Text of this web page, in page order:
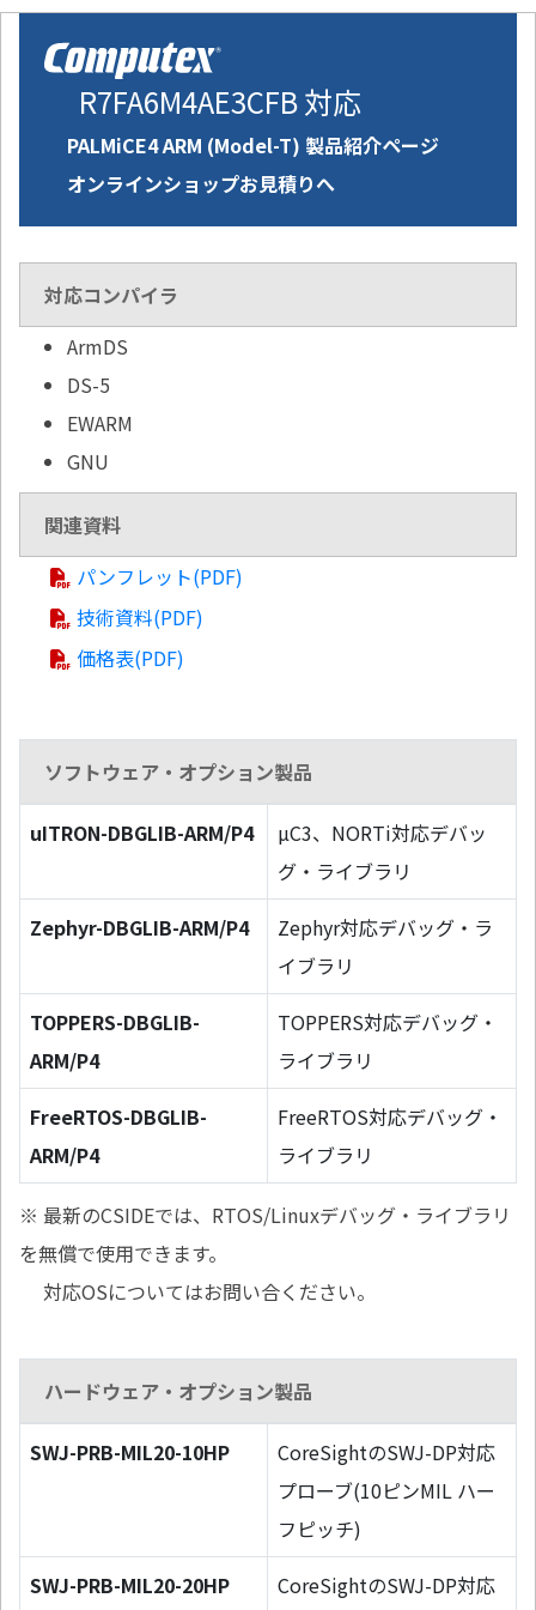
R7FA6M4AE3CFB 対応
PALMiCE4 ARM (Model-T) 製品紹介ページ
オンラインショップお見積りへ
対応コンパイラ
ArmDS
DS-5
EWARM
GNU
関連資料
パンフレット(PDF)
技術資料(PDF)
価格表(PDF)
ソフトウェア・オプション製品
uITRON-DBGLIB-ARM/P4
µC3、NORTi対応デバッ
グ・ライブラリ
Zephyr-DBGLIB-ARM/P4
Zephyr対応デバッグ・ラ
イブラリ
TOPPERS-DBGLIB-
ARM/P4
TOPPERS対応デバッグ・
ライブラリ
FreeRTOS-DBGLIB-
ARM/P4
FreeRTOS対応デバッグ・
ライブラリ
※ 最新のCSIDEでは、RTOS/Linuxデバッグ・ライブラリ
を無償で使用できます。
対応OSについてはお問い合ください。
ハードウェア・オプション製品
SWJ-PRB-MIL20-10HP
CoreSightのSWJ-DP対応
プローブ(10ピンMIL ハー
フピッチ)
SWJ-PRB-MIL20-20HP
CoreSightのSWJ-DP対応